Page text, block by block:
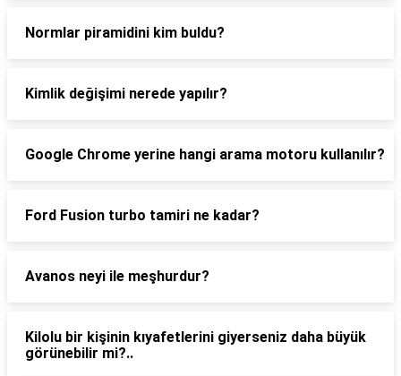
Normlar piramidini kim buldu?
Kimlik değişimi nerede yapılır?
Google Chrome yerine hangi arama motoru kullanılır?
Ford Fusion turbo tamiri ne kadar?
Avanos neyi ile meşhurdur?
Kilolu bir kişinin kıyafetlerini giyerseniz daha büyük
görünebilir mi?..